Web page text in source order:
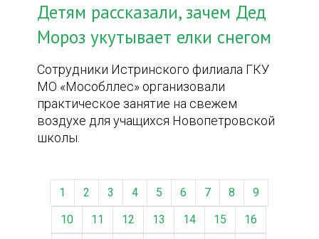
Детям рассказали, зачем Дед
Мороз укутывает елки снегом
Сотрудники Истринского филиала ГКУ
МО «Мособллес» организовали
практическое занятие на свежем
воздухе для учащихся Новопетровской
школы.
1 2 3 4 5 6 7 8
9
10
11 12 13 14 15
16